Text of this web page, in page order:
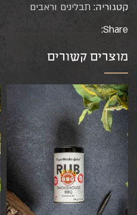
קטגוריה: תבלינים וראבים
Share:
מוצרים קשורים